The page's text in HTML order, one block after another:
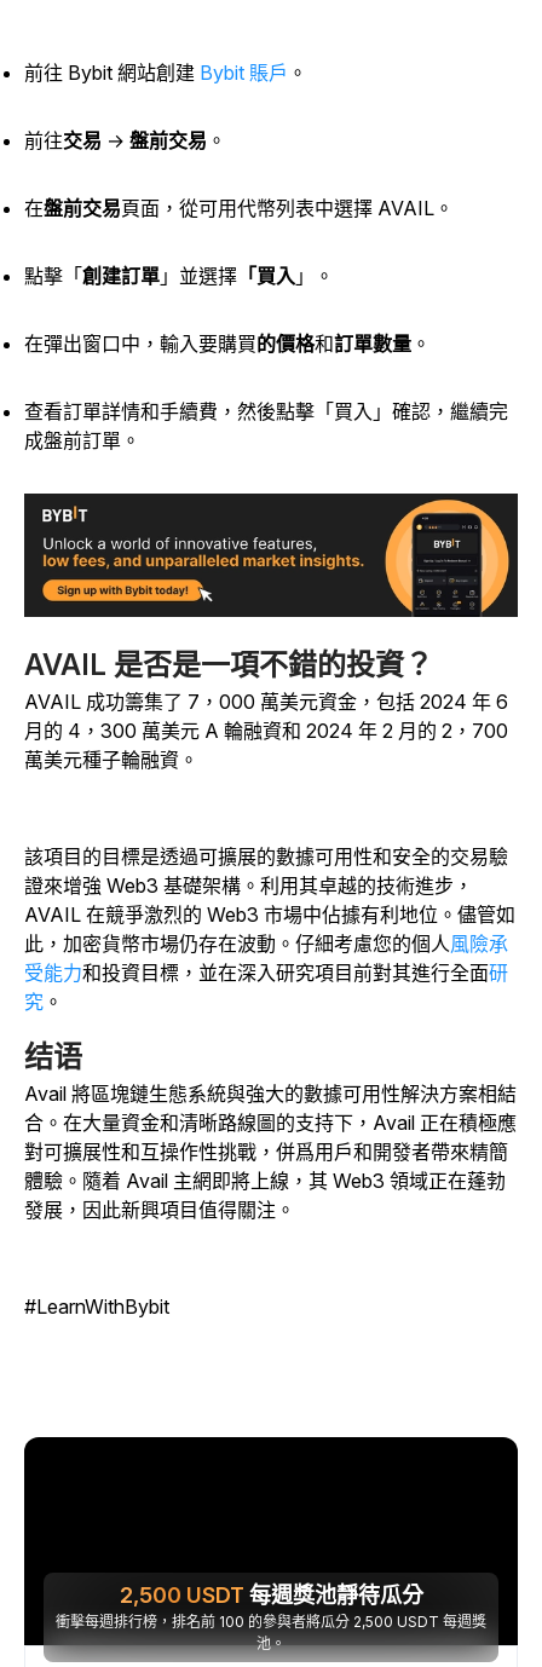
前往 Bybit 網站創建 Bybit 賬戶 。
前往交易 → 盤前交易 。
在盤前交易頁面，從可用代幣列表中選擇 AVAIL。
點擊 「創建訂單 」並選擇 「買入 」 。
在彈出窗口中，輸入要購買的價格和訂單數量 。
查看訂單詳情和手續費，然後點擊「買入」確認，繼續完
成盤前訂單。
AVAIL 是否是一項不錯的投資？
AVAIL 成功籌集了 7，000 萬美元資金，包括 2024 年 6
月的 4，300 萬美元 A 輪融資和 2024 年 2 月的 2，700
萬美元種子輪融資。
該項目的目標是透過可擴展的數據可用性和安全的交易驗
證來增強 Web3 基礎架構。利用其卓越的技術進步，
AVAIL 在競爭激烈的 Web3 市場中佔據有利地位。儘管如
此，加密貨幣市場仍存在波動。仔細考慮您的個人風險承
受能力和投資目標，並在深入研究項目前對其進行全面研
究 。
结语
Avail 將區塊鏈生態系統與強大的數據可用性解決方案相結
合。在大量資金和清晰路線圖的支持下，Avail 正在積極應
對可擴展性和互操作性挑戰，併爲用戶和開發者帶來精簡
體驗。隨着 Avail 主網即將上線，其 Web3 領域正在蓬勃
發展，因此新興項目值得關注。
#LearnWithBybit
2,500 USDT 每週獎池靜待瓜分
衝擊每週排行榜，排名前 100 的參與者將瓜分 2,500 USDT 每週獎
池。